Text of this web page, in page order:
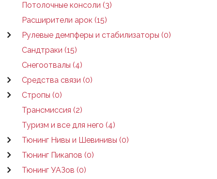
Потолочные консоли (3)
Расширители арок (15)
Рулевые демпферы и стабилизаторы (0)
Сандтраки (15)
Снегоотвалы (4)
Средства связи (0)
Стропы (0)
Трансмиссия (2)
Туризм и все для него (4)
Тюнинг Нивы и Шевинивы (0)
Тюнинг Пикапов (0)
Тюнинг УАЗов (0)